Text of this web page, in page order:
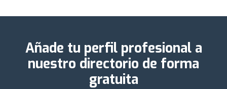
Añade tu perfil profesional a
nuestro directorio de forma
gratuita